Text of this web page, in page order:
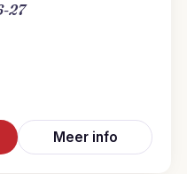
27
Meer info